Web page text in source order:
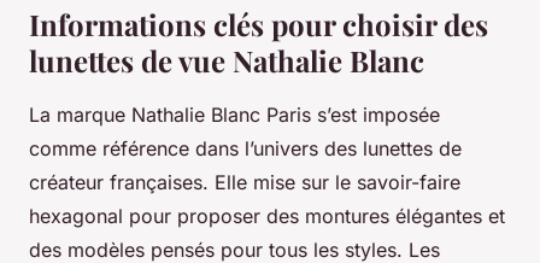
Informations clés pour choisir des
lunettes de vue Nathalie Blanc
La marque Nathalie Blanc Paris s’est imposée
comme référence dans l’univers des lunettes de
créateur françaises. Elle mise sur le savoir-faire
hexagonal pour proposer des montures élégantes et
des modèles pensés pour tous les styles. Les